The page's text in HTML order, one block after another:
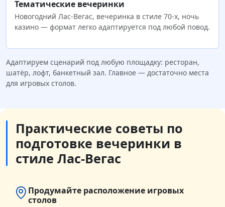
Тематические вечеринки
Новогодний Лас-Вегас, вечеринка в стиле 70-х, ночь
казино — формат легко адаптируется под любой повод.
Адаптируем сценарий под любую площадку: ресторан,
шатёр, лофт, банкетный зал. Главное — достаточно места
для игровых столов.
Практические советы по
подготовке вечеринки в
стиле Лас-Вегас
Продумайте расположение игровых
столов